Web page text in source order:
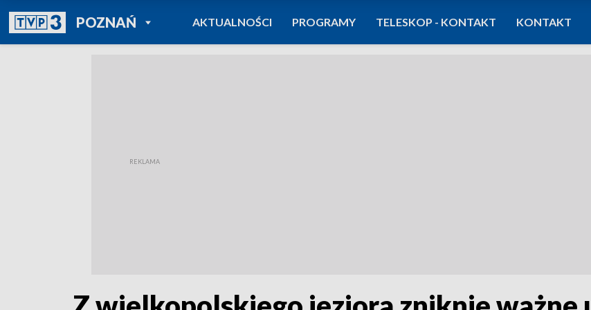
POZNAŃPOWRÓT DO
TVP REGIONY
AKTUALNOŚCI PROGRAMY TELESKOP - KONTAKT KONTAKT